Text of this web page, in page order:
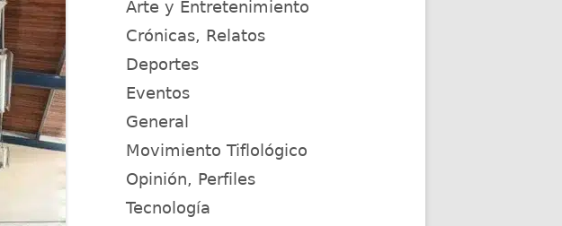
Arte y Entretenimiento
Crónicas, Relatos
Deportes
Eventos
General
Movimiento Tiflológico
Opinión, Perfiles
Tecnología